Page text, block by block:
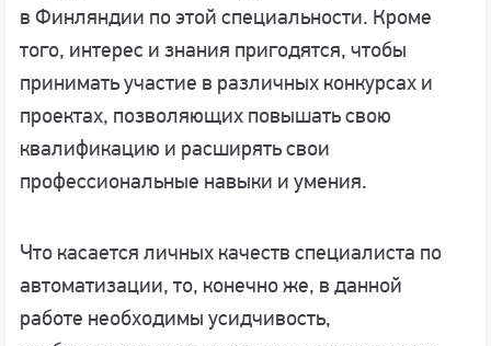
в Финляндии по этой специальности. Кроме
того, интерес и знания пригодятся, чтобы
принимать участие в различных конкурсах и
проектах, позволяющих повышать свою
квалификацию и расширять свои
профессиональные навыки и умения.
Что касается личных качеств специалиста по
автоматизации, то, конечно же, в данной
работе необходимы усидчивость,